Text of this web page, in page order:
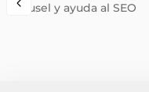
carrusel y ayuda al SEO